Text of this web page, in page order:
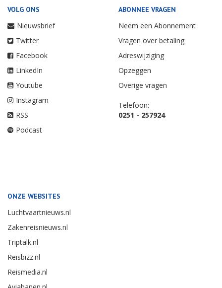
VOLG ONS
Nieuwsbrief
Twitter
Facebook
LinkedIn
Youtube
Instagram
RSS
Podcast
ABONNEE VRAGEN
Neem een Abonnement
Vragen over betaling
Adreswijziging
Opzeggen
Overige vragen
Telefoon:
0251 - 257924
ONZE WEBSITES
Luchtvaartnieuws.nl
Zakenreisnieuws.nl
Triptalk.nl
Reisbizz.nl
Reismedia.nl